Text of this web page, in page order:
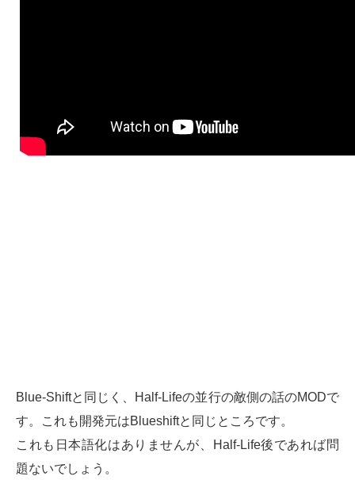
Blue-Shiftと同じく、Half-Lifeの並行の敵側の話のMODで
す。これも開発元はBlueshiftと同じところです。
これも日本語化はありませんが、Half-Life後であれば問
題ないでしょう。